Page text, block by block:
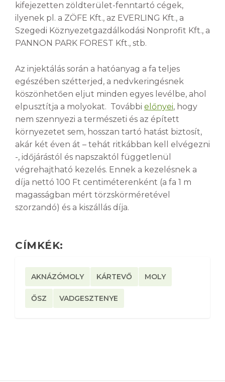
kifejezetten zöldterület-fenntartó cégek,
ilyenek pl. a ZÖFE Kft., az EVERLING Kft., a
Szegedi Köznyezetgazdálkodási Nonprofit Kft., a
PANNON PARK FOREST Kft., stb.
Az injektálás során a hatóanyag a fa teljes
egészében szétterjed, a nedvkeringésnek
köszönhetően eljut minden egyes levélbe, ahol
elpusztítja a molyokat. További előnyei, hogy
nem szennyezi a természeti és az épített
környezetet sem, hosszan tartó hatást biztosít,
akár két éven át – tehát ritkábban kell elvégezni
-, időjárástól és napszaktól függetlenül
végrehajtható kezelés. Ennek a kezelésnek a
díja nettó 100 Ft centiméterenként (a fa 1 m
magasságban mért törzskörméretével
szorzandó) és a kiszállás díja.
CÍMKÉK:
AKNÁZÓMOLY KÁRTEVŐ MOLY
ŐSZ VADGESZTENYE